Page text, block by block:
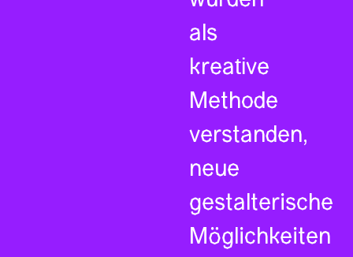
als
kreative
Methode
verstanden,
neue
gestalterische
Möglichkeiten